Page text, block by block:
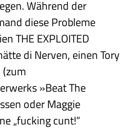
Während der
diese Probleme
THE EXPLOITED
di Nerven, einen Tory
»Beat The
oder Maggie
„fucking cunt!“